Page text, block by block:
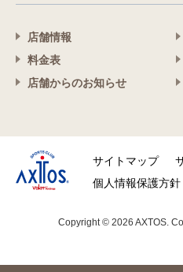
店舗情報
料金表
店舗からのお知らせ
サイトマップ
個人情報保護方針
Copyright © 2026 AXTOS.